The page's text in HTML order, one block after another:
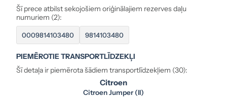
Šī prece atbilst sekojošiem oriģinālajiem rezerves daļu
numuriem (2):
0009814103480 9814103480
PIEMĒROTIE TRANSPORTLĪDZEKĻI
Šī detaļa ir piemērota šādiem transportlīdzekļiem (30):
Citroen
Citroen Jumper (II)